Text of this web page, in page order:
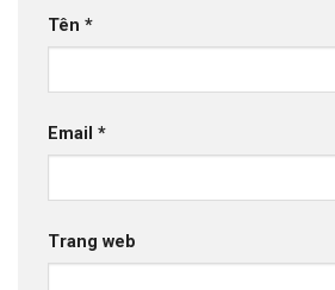
Tên *
Email *
Trang web